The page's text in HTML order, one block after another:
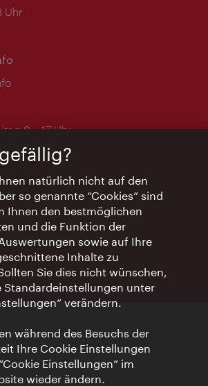
Uhr
9 – 17 Uhr
rund um die Uhr
natürlich nicht auf den
so genannte “Cookies” sind
Ihnen den bestmöglichen
und die Funktion der
sowie auf Ihre
Inhalte zu
Sie dies nicht wünschen,
Standardeinstellungen unter
verändern.
während des Besuchs der
Ihre Cookie Einstellungen
Einstellungen” im
wieder ändern.